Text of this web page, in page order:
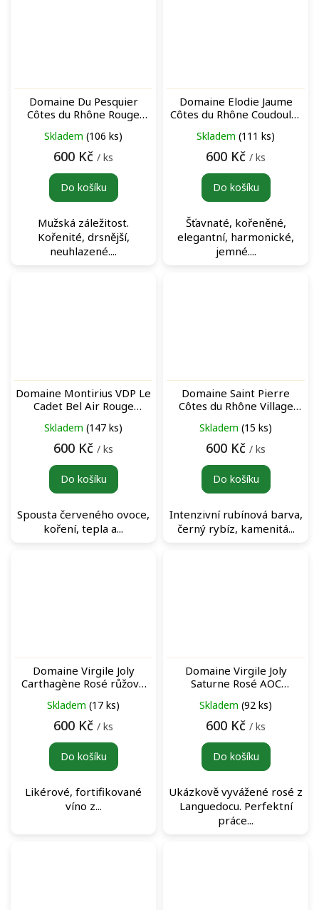
Domaine Du Pesquier
Côtes du Rhône Rouge
Skladem (106 ks)
600 Kč / ks
Do košíku
Mužská záležitost.
Kořenité, drsnější,
neuhlazené....
Domaine Elodie Jaume
Côtes du Rhône Coudoulet
Skladem (111 ks)
600 Kč / ks
Do košíku
Šťavnaté, kořeněné,
elegantní, harmonické,
jemné....
Domaine Montirius VDP Le
Cadet Bel Air Rouge
Skladem (147 ks)
600 Kč / ks
Do košíku
Spousta červeného ovoce,
koření, tepla a...
Domaine Saint Pierre
Côtes du Rhône Village
Skladem (15 ks)
600 Kč / ks
Do košíku
Intenzivní rubínová barva,
černý rybíz, kamenitá...
Domaine Virgile Joly
Carthagène Rosé růžové
Skladem (17 ks)
600 Kč / ks
Do košíku
Likérové, fortifikované
víno z...
Domaine Virgile Joly
Saturne Rosé AOC
růžové víno
Skladem (92 ks)
600 Kč / ks
Do košíku
Ukázkově vyvážené rosé z
Languedocu. Perfektní
práce...